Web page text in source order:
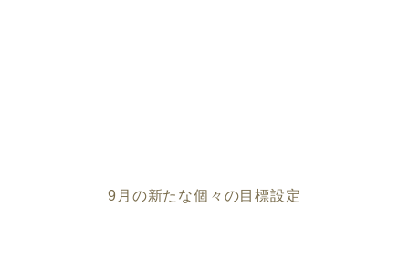
9月の新たな個々の目標設定